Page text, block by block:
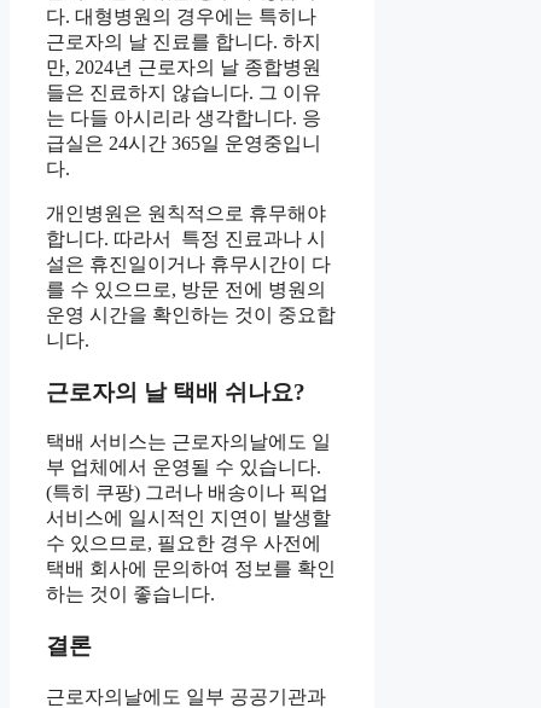
다. 대형병원의 경우에는 특히나
근로자의 날 진료를 합니다. 하지
만, 2024년 근로자의 날 종합병원
들은 진료하지 않습니다. 그 이유
는 다들 아시리라 생각합니다. 응
급실은 24시간 365일 운영중입니
다.
개인병원은 원칙적으로 휴무해야
합니다. 따라서 특정 진료과나 시
설은 휴진일이거나 휴무시간이 다
를 수 있으므로, 방문 전에 병원의
운영 시간을 확인하는 것이 중요합
니다.
근로자의 날 택배 쉬나요?
택배 서비스는 근로자의날에도 일
부 업체에서 운영될 수 있습니다.
(특히 쿠팡) 그러나 배송이나 픽업
서비스에 일시적인 지연이 발생할
수 있으므로, 필요한 경우 사전에
택배 회사에 문의하여 정보를 확인
하는 것이 좋습니다.
결론
근로자의날에도 일부 공공기관과